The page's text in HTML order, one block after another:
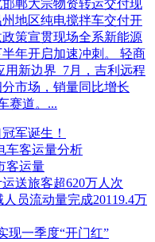
郸大宗物资转运交付现
地区纯电搅拌车交付开
策宣贯现场全系新能源
年开启加速冲刺。 轻商
用新边界 7月，吉利远程
市场，销量同比增长
赛道。...
军诞生！
车客运量分析
客运量
送旅客超620万人次
员流动量完成20119.4万
现一季度“开门红”